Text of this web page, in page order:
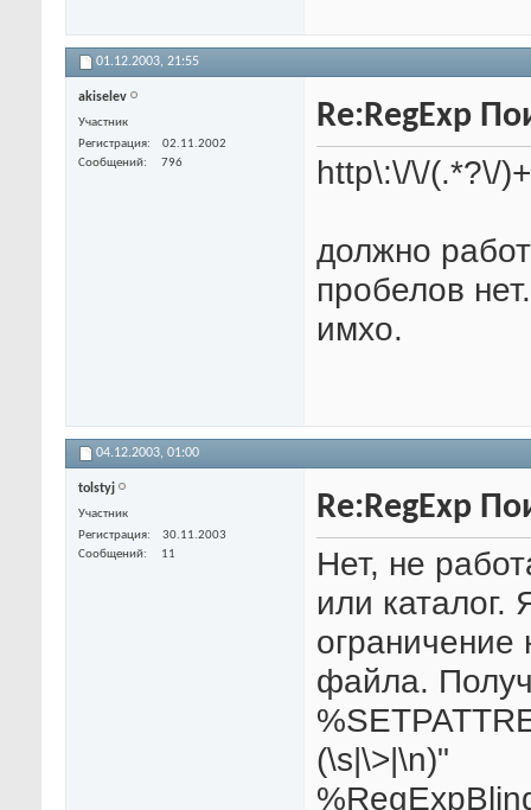
01.12.2003, 21:55
akiselev
Участник
Регистрация
02.11.2002
Сообщений
796
Re:RegExp
http\:\/\/(.*?\/
должно
пробелов
имхо.
04.12.2003, 01:00
tolstyj
Участник
Регистрация
30.11.2003
Сообщений
11
Re:RegExp
Нет, не
или
ограничение
файла.
(\s|\>|\n)"